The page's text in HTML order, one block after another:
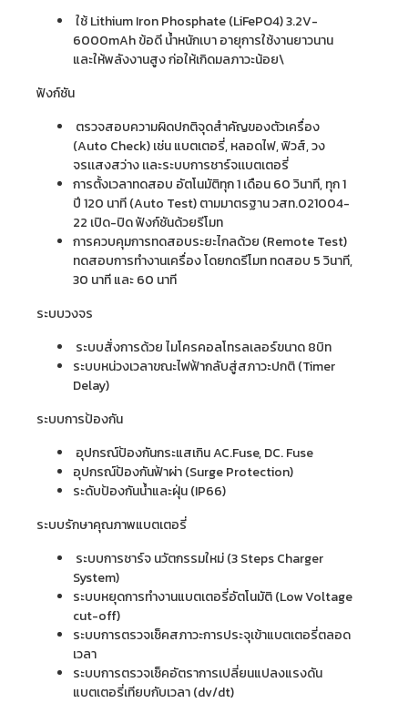
ใช้ Lithium Iron Phosphate (LiFePO4) 3.2V-
6000mAh ข้อดี น้ำหนักเบา อายุการใช้งานยาวนาน
และให้พลังงานสูง ก่อให้เกิดมลภาวะน้อย\
ฟังก์ชัน
ตรวจสอบความผิดปกติจุดสำคัญของตัวเครื่อง
(Auto Check) เช่น แบตเตอรี่, หลอดไฟ, ฟิวส์, วง
จรเเสงสว่าง เเละระบบการชาร์จเเบตเตอรี่
การตั้งเวลาทดสอบ อัตโนมัติทุก 1 เดือน 60 วินาที, ทุก 1
ปี 120 นาที (Auto Test) ตามมาตรฐาน วสท.021004-
22 เปิด-ปิด ฟังก์ชันด้วยรีโมท
การควบคุมการทดสอบระยะไกลด้วย (Remote Test)
ทดสอบการทำงานเครื่อง โดยกดรีโมท ทดสอบ 5 วินาที,
30 นาที และ 60 นาที
ระบบวงจร
ระบบสั่งการด้วย ไมโครคอลโทรลเลอร์ขนาด 8บิท
ระบบหน่วงเวลาขณะไฟฟ้ากลับสู่สภาวะปกติ (Timer
Delay)
ระบบการป้องกัน
อุปกรณ์ป้องกันกระแสเกิน AC.Fuse, DC. Fuse
อุปกรณ์ป้องกันฟ้าผ่า (Surge Protection)
ระดับป้องกันน้ำและฝุ่น (IP66)
ระบบรักษาคุณภาพแบตเตอรี่
ระบบการชาร์จ นวัตกรรมใหม่ (3 Steps Charger
System)
ระบบหยุดการทำงานแบตเตอรี่อัตโนมัติ (Low Voltage
cut-off)
ระบบการตรวจเช็คสภาวะการประจุเข้าแบตเตอรี่ตลอด
เวลา
ระบบการตรวจเช็คอัตราการเปลี่ยนแปลงแรงดัน
แบตเตอรี่เทียบกับเวลา (dv/dt)